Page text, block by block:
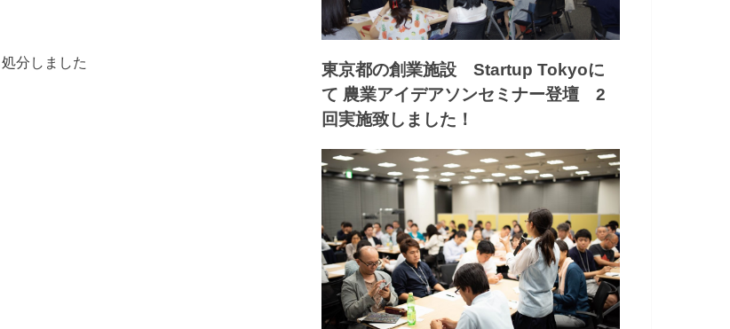
分しました
東京都の創業施設 Startup Tokyoに
て 農業アイデアソンセミナー登壇 2
回実施致しました！